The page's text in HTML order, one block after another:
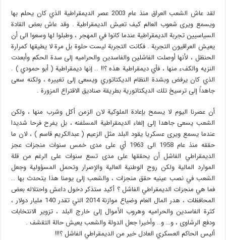
لقد عاش الشعب العراق منذ عام 2003 عصر الديمقراطية الذي كان يحلم بها
ويسمع ويرى شعوب العالم كيف تعيش الديمقراطية . وقد عاش بعض القادة
السياسيين تجربة الديمقراطية عندما كانوا في المهجر ، وطبلوا لها وسعوا الى أن
يعيش العراقيون التجربة . فكانت التجربة ليست حلوة بل مرة لا يطيقها كمرارة
الحنظل ، لأنها أوصلت الفاشلين والفاسدين والحراميه إلى سدة الحكم وأبعدت
النزيه والكفء منها ، فأي ديمقراطية هذه ؟!! .. إنها ديمقراطية ( أبو حمودي ) .
الذي كان يرفض وبشدة النظام الديكتاتوري ويسعى إلى تغييره ، ولكنه سعى
جاهداً إلى ترسيخ تلك الديكتاتورية بطريقة صناديق الاقتراع المزورة .
أن عصرنا اليوم لا يسمح بإعادة الملوكية لان الزمن أكل وشرب منها ، ولكن
الشعب يسعى جاهدا إلى إلغاء الديمقراطية المسلفنه ، بل يفرح فرحا شديدا
عندما يسمع ويرى عسكريا يقود البلد مثل الزعيم ( عبدالكريم قاسم ) ، لان ما
حققه منذ عام 1958 الى 1963 أي على مدى خمس سنوات منجزات عجز
الديمقراطي الفاشل أن يحققها على مدى تسع سنوات على الرغم من قلة
الموارد المالية ولكن روح الوطنية العالية والإصرار وتحمل المسؤولية وجعل
الشعب في نصب عينيه حقق منجزات ، والشعب إلى يومنا هذا يتحدث بها ..
فما هي منجزات الديمقراطي الفاشل ؟ أكيد ستذكر دخول داعش واحتلاله بعض
المحافظات ، هدر المال العام وضياع موازنة 2014 التي تقدر 140 مليار دولار ،
كثرة الفاسدين والحراميه وهروب الأموال إلى خارج البلد ، تزوير الانتخابات
ودفع الرشاوى ، و… و.. وأخيرا جعل الدولة والشعب يعيش حالة التقشف .
أليس الحاكم العسكري العادل خير من الديمقراطي الفاشل ؟!!!